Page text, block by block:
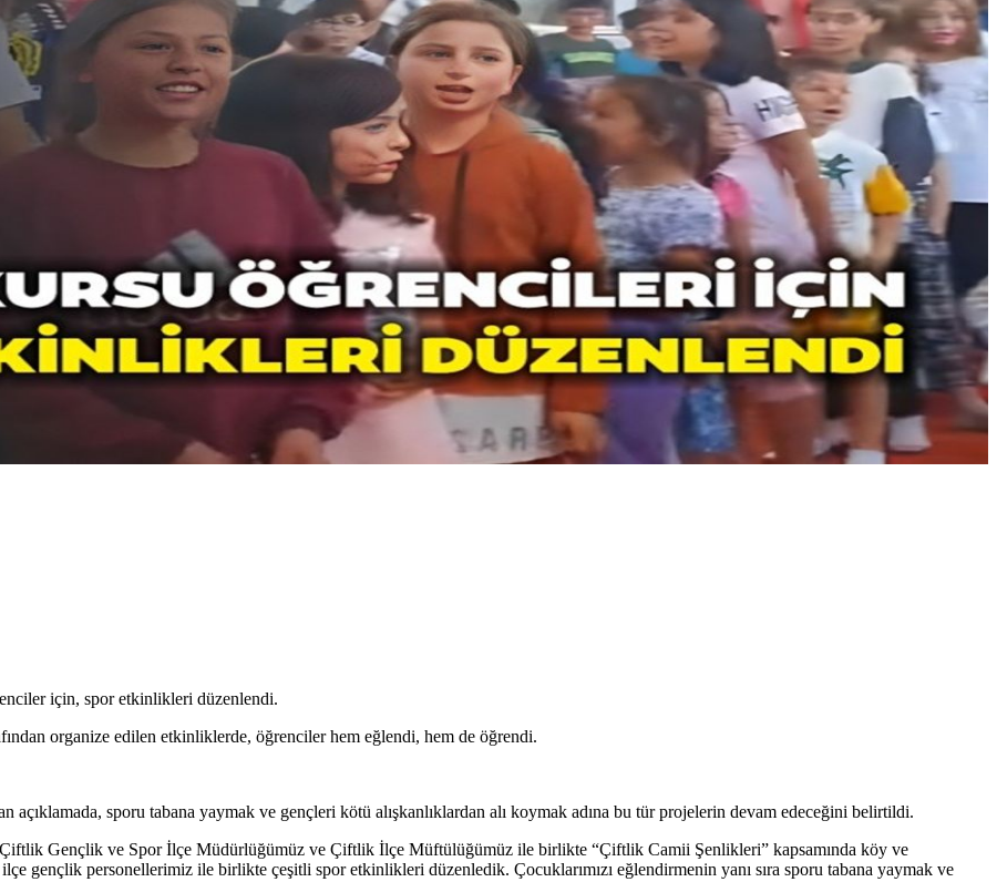
için, spor etkinlikleri düzenlendi.
organize edilen etkinliklerde, öğrenciler hem eğlendi, hem de öğrendi.
sporu tabana yaymak ve gençleri kötü alışkanlıklardan alı koymak adına bu tür projelerin devam edeceğini belirtildi.
Gençlik ve Spor İlçe Müdürlüğümüz ve Çiftlik İlçe Müftülüğümüz ile birlikte “Çiftlik Camii Şenlikleri” kapsamında köy ve
gençlik personellerimiz ile birlikte çeşitli spor etkinlikleri düzenledik. Çocuklarımızı eğlendirmenin yanı sıra sporu tabana yaymak ve